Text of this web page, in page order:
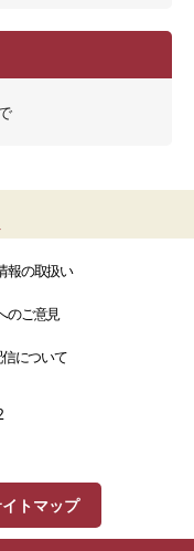
報の取扱い
のご意見
信について
トマップ